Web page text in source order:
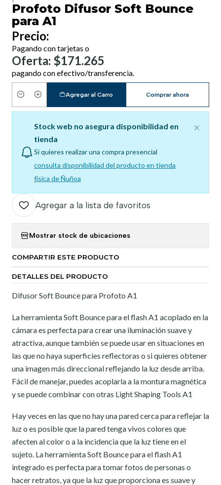
Profoto Difusor Soft Bounce
para A1
Precio:
Pagando con tarjetas o
Oferta: $171.265
pagando con efectivo/transferencia.
Cantidad
Agregar al Carro Comprar ahora
Stock web no asegura disponibilidad en
tienda
Si quieres realizar una compra presencial
consulta disponibilidad del producto en tienda
física de Ñuñoa
Agregar a la lista de favoritos
Mostrar stock de ubicaciones
COMPARTIR ESTE PRODUCTO
DETALLES DEL PRODUCTO
Difusor Soft Bounce para Profoto A1
La herramienta Soft Bounce para el flash A1 acoplado en la
cámara es perfecta para crear una iluminación suave y
atractiva, aunque también se puede usar en situaciones en
las que no haya superficies reflectoras o si quieres obtener
una imagen más direccional reflejando la luz desde arriba.
Fácil de manejar, puedes acoplarla a la montura magnética
y se puede combinar con otras Light Shaping Tools A1
Hay veces en las que no hay una pared cerca para reflejar la
luz o es posible que la pared tenga vivos colores que
afecten al color o a la incidencia que la luz tiene en el
sujeto. La herramienta Soft Bounce para el flash A1
integrado es perfecta para tomar fotos de personas o
hacer retratos, ya que la luz que proporciona es suave y